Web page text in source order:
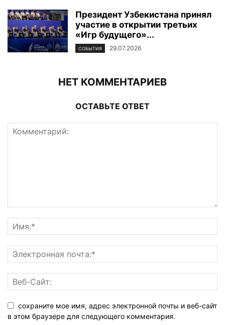
Президент Узбекистана принял
участие в открытии третьих
«Игр будущего»...
СОБЫТИЯ 29.07.2026
НЕТ КОММЕНТАРИЕВ
ОСТАВЬТЕ ОТВЕТ
сохраните мое имя, адрес электронной почты и веб-сайт
в этом браузере для следующего комментария.